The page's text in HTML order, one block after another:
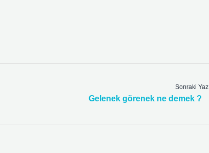
Sonraki
Gelenek görenek ne demek ?